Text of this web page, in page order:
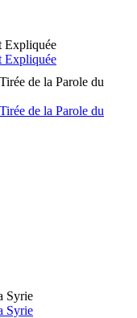
Expliquée
Expliquée
de la Parole du
de la Parole du
Syrie
Syrie